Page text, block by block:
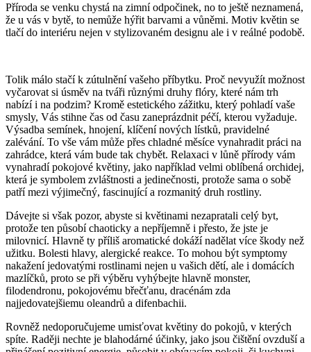
Příroda se venku chystá na zimní odpočinek, no to ještě neznamená,
že u vás v bytě, to nemůže hýřit barvami a vůněmi. Motiv květin se
tlačí do interiéru nejen v stylizovaném designu ale i v reálné podobě.
Tolik málo stačí k zútulnění vašeho příbytku. Proč nevyužít možnost
vyčarovat si úsměv na tváři různými druhy flóry, které nám trh
nabízí i na podzim? Kromě estetického zážitku, který pohladí vaše
smysly, Vás stihne čas od času zaneprázdnit péčí, kterou vyžaduje.
Výsadba semínek, hnojení, klíčení nových lístků, pravidelné
zalévání. To vše vám může přes chladné měsíce vynahradit práci na
zahrádce, která vám bude tak chybět. Relaxaci v lůně přírody vám
vynahradí pokojové květiny, jako například velmi oblíbená orchidej,
která je symbolem zvláštnosti a jedinečnosti, protože sama o sobě
patří mezi výjimečný, fascinující a rozmanitý druh rostliny.
Dávejte si však pozor, abyste si květinami nezapratali celý byt,
protože ten působí chaoticky a nepříjemně i přesto, že jste je
milovnicí. Hlavně ty příliš aromatické dokáží nadělat více škody než
užitku. Bolesti hlavy, alergické reakce. To mohou být symptomy
nakažení jedovatými rostlinami nejen u vašich dětí, ale i domácích
mazlíčků, proto se při výběru vyhýbejte hlavně monster,
filodendronu, pokojovému břečťanu, dracénám zda
najjedovatejšiemu oleandrů a difenbachii.
Rovněž nedoporučujeme umisťovat květiny do pokojů, v kterých
spíte. Raději nechte je blahodárné účinky, jako jsou čištění ovzduší a